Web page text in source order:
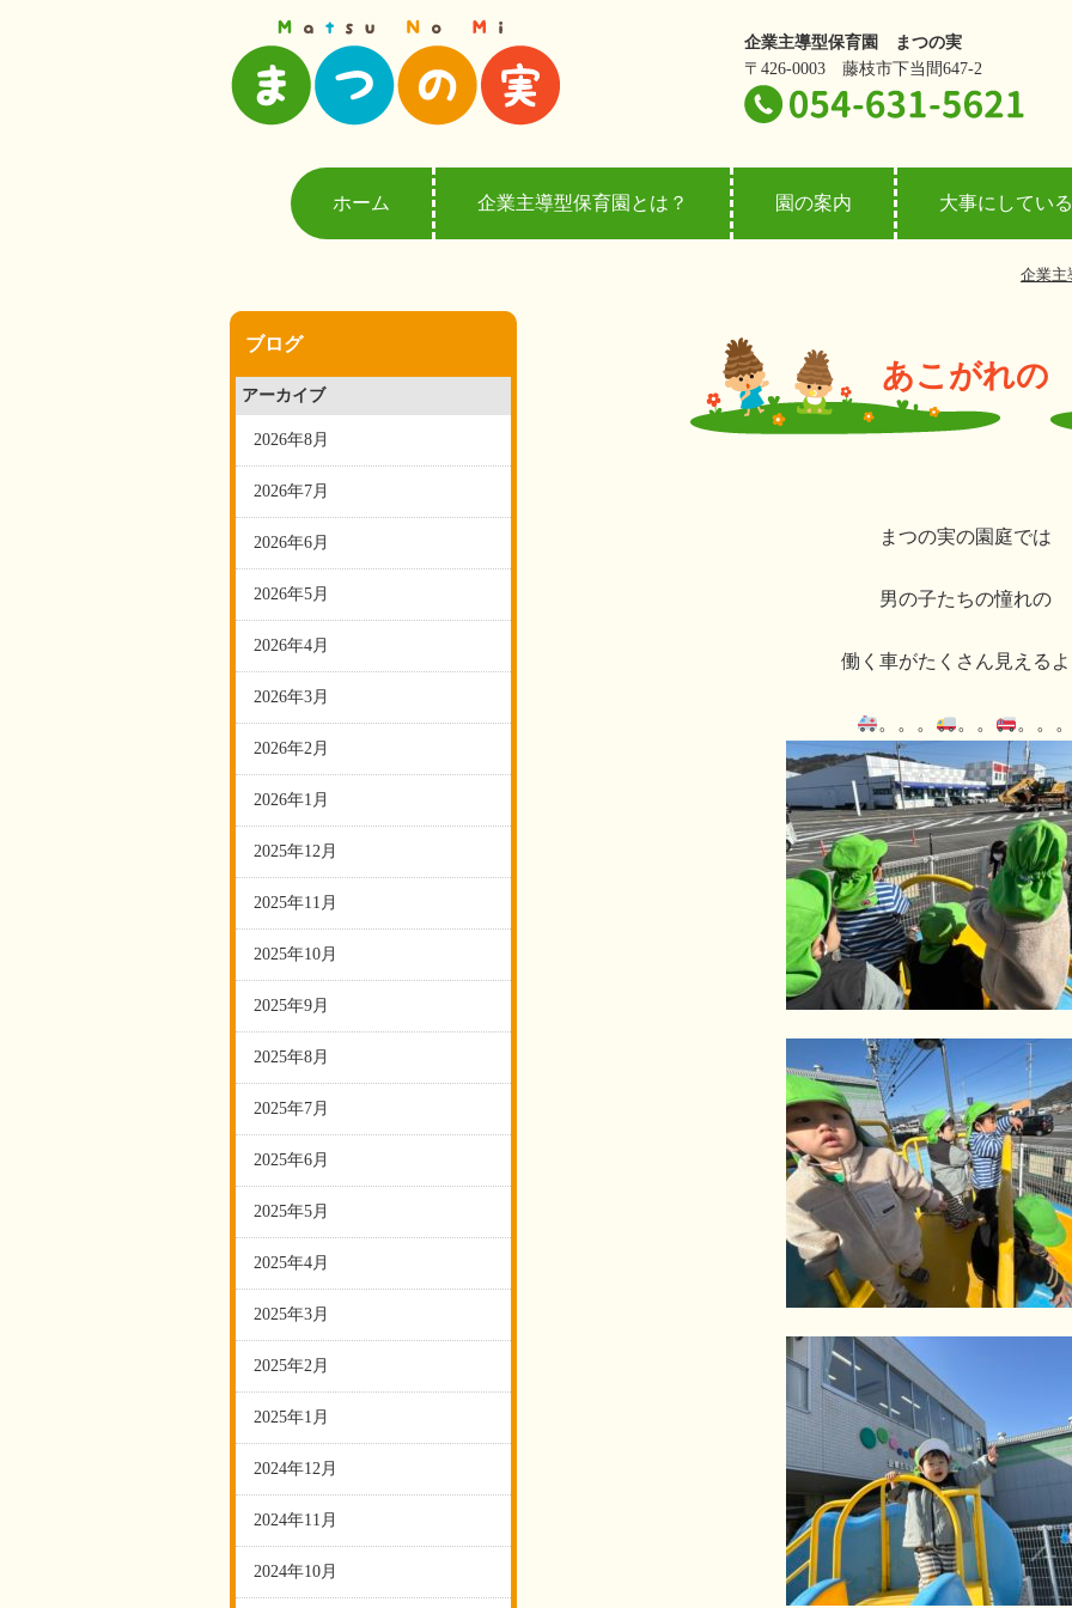
企業主導型保育園 まつの実
〒426-0003 藤枝市下当間647-2
ホーム 企業主導型保育園とは？ 園の案内 大事にしてい
企業
あこがれの
まつの実の園庭では
男の子たちの憧れの
働く車がたくさん見える
。。。 。。 。。
ブログ
アーカイブ
2026年8月
2026年7月
2026年6月
2026年5月
2026年4月
2026年3月
2026年2月
2026年1月
2025年12月
2025年11月
2025年10月
2025年9月
2025年8月
2025年7月
2025年6月
2025年5月
2025年4月
2025年3月
2025年2月
2025年1月
2024年12月
2024年11月
2024年10月